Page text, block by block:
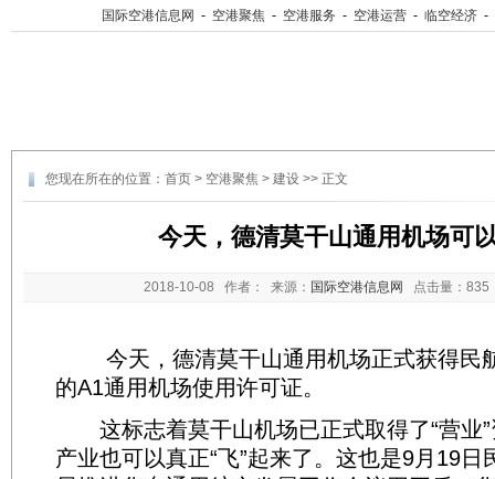
国际空港信息网 - 空港聚焦 - 空港服务 - 空港运营 - 临空经济 -
您现在所在的位置： 首页 > 空港聚焦 > 建设 >> 正文
今天，德清莫干山通用机场可
2018-10-08 作者： 来源： 国际空港信息网 点击量：
今天，德清莫干山通用机场正式获得民
的A1通用机场使用许可证。
这标志着莫干山机场已正式取得了“营业”
产业也可以真正“飞”起来了。这也是9月19日